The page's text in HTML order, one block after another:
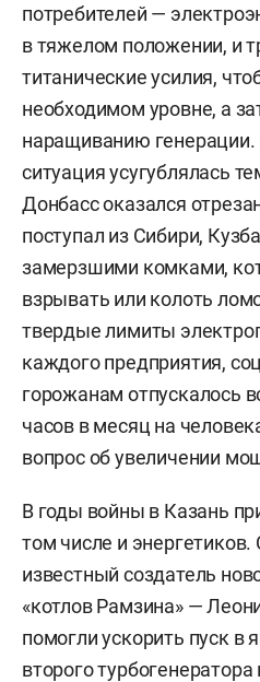
потребителей —
в тяжелом положении, и
титанические усилия,
необходимом уровне, а
наращиванию
ситуация усугублялась
Донбасс оказался
поступал из Сибири,
замерзшими комками,
взрывать или колоть
твердые лимиты
каждого предприятия,
горожанам отпускалось
часов в месяц на
вопрос об увеличении
В годы войны в Казань
том числе и
известный создатель
«котлов Рамзина» —
помогли ускорить пуск в
второго